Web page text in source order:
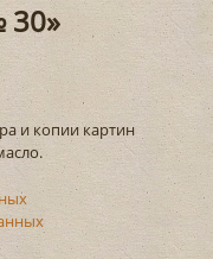
30»
и копии картин